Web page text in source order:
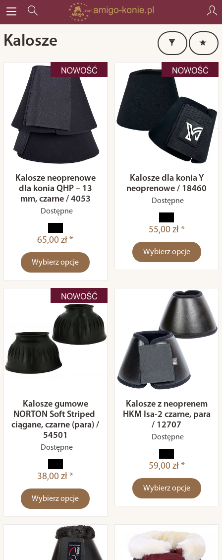
Kalosze
Kalosze neoprenowe
dla konia QHP – 13
mm, czarne / 4053
Dostępne
65,00 zł *
Wybierz opcje
Kalosze dla konia Y
neoprenowe / 18460
Dostępne
55,00 zł *
Wybierz opcje
Kalosze gumowe
NORTON Soft Striped
ciągane, czarne (para) /
54501
Dostępne
38,00 zł *
Wybierz opcje
Kalosze z neoprenem
HKM Isa-2 czarne, para
/ 12707
Dostępne
59,00 zł *
Wybierz opcje